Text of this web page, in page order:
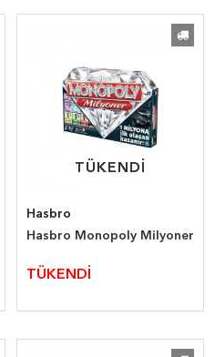
TÜKENDİ
TÜKENDİ
Hasbro
Hasbro Monopoly Milyoner
TÜKENDİ